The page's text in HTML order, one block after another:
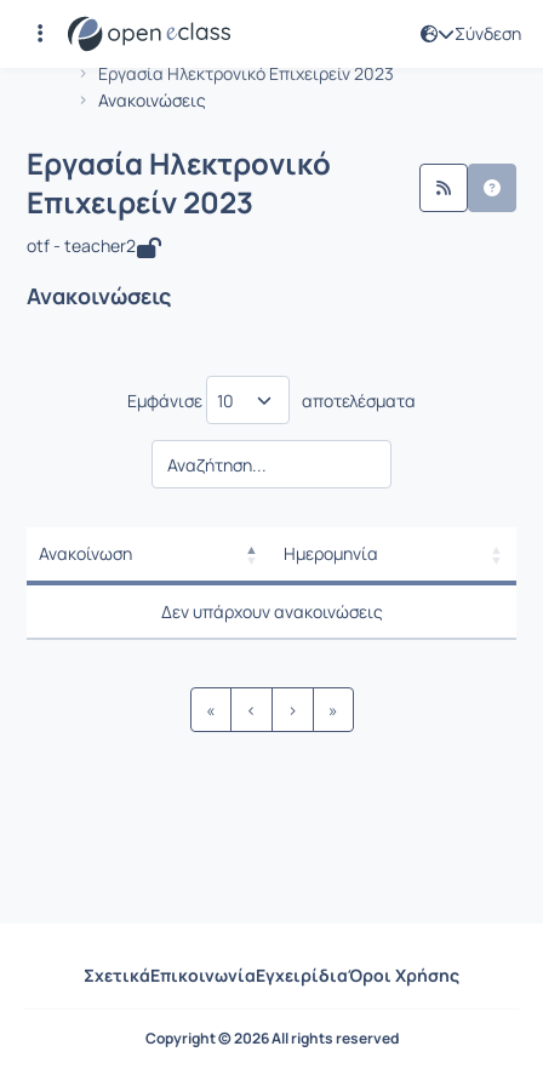
Σύνδεση
Αρχική Σελίδα
Εργασία Ηλεκτρονικό Επιχειρείν 2023
Ανακοινώσεις
Μάθημα : Εργασία Ηλεκτρονικό
Εργασία Ηλεκτρονικό
Επιχειρείν 2023
otf - teacher2
Ανακοινώσεις
Εμφάνισε αποτελέσματα
Ανακοίνωση
Ημερομηνία
Ρυθμίσεις επιλογής /
Ρυθμίσεις επιλογής /
Δεν υπάρχουν ανακοινώσεις
« ‹ › »
ΣχετικάΕπικοινωνίαΕγχειρίδιαΌροι Χρήσης
Copyright © 2026 All rights reserved